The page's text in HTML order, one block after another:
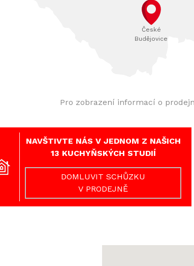
České
Budějovice
Pro zobrazení informací o
NAVŠTIVTE NÁS V JEDNOM Z NAŠICH
13 KUCHYŇSKÝCH STUDIÍ
DOMLUVIT SCHŮZKU
V PRODEJNĚ